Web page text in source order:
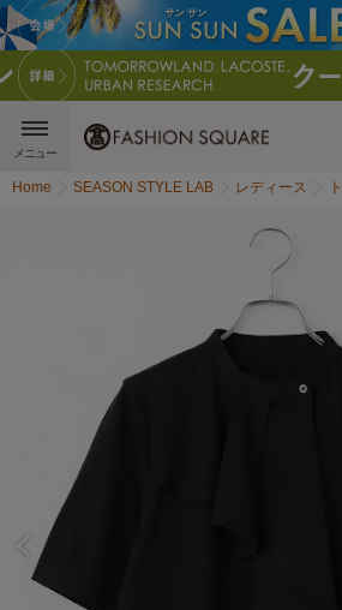
メニュー
Home SEASON STYLE LAB レディース